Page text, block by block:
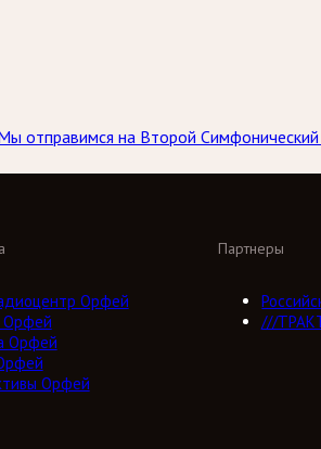
отправимся на Второй
Орфей
Орфей
Орфей
Орфей
Партнеры
///